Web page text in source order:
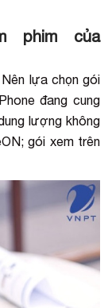
phim của
lựa chọn gói
đang cung
lượng không
gói xem trên